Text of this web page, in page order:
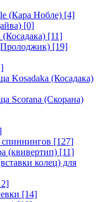
(Кара Нобле) [4]
[0]
[11]
[19]
Kosadaka (Косадака)
Scorana (Скорана)
[127]
(квивертип) [11]
колец) для
[14]